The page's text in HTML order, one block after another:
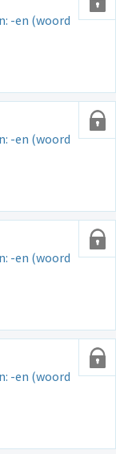
-en (woord
-en (woord
-en (woord
-en (woord